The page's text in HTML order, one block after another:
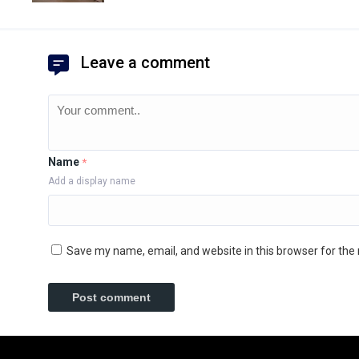
Leave a comment
Name *
Add a display name
Save my name, email, and website in this browser for